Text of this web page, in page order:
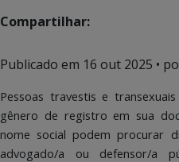
Compartilhar:
Publicado em 16 out 2025 •
Pessoas travestis e
gênero de registro em sua
nome social podem procurar
advogado/a ou defensor/a